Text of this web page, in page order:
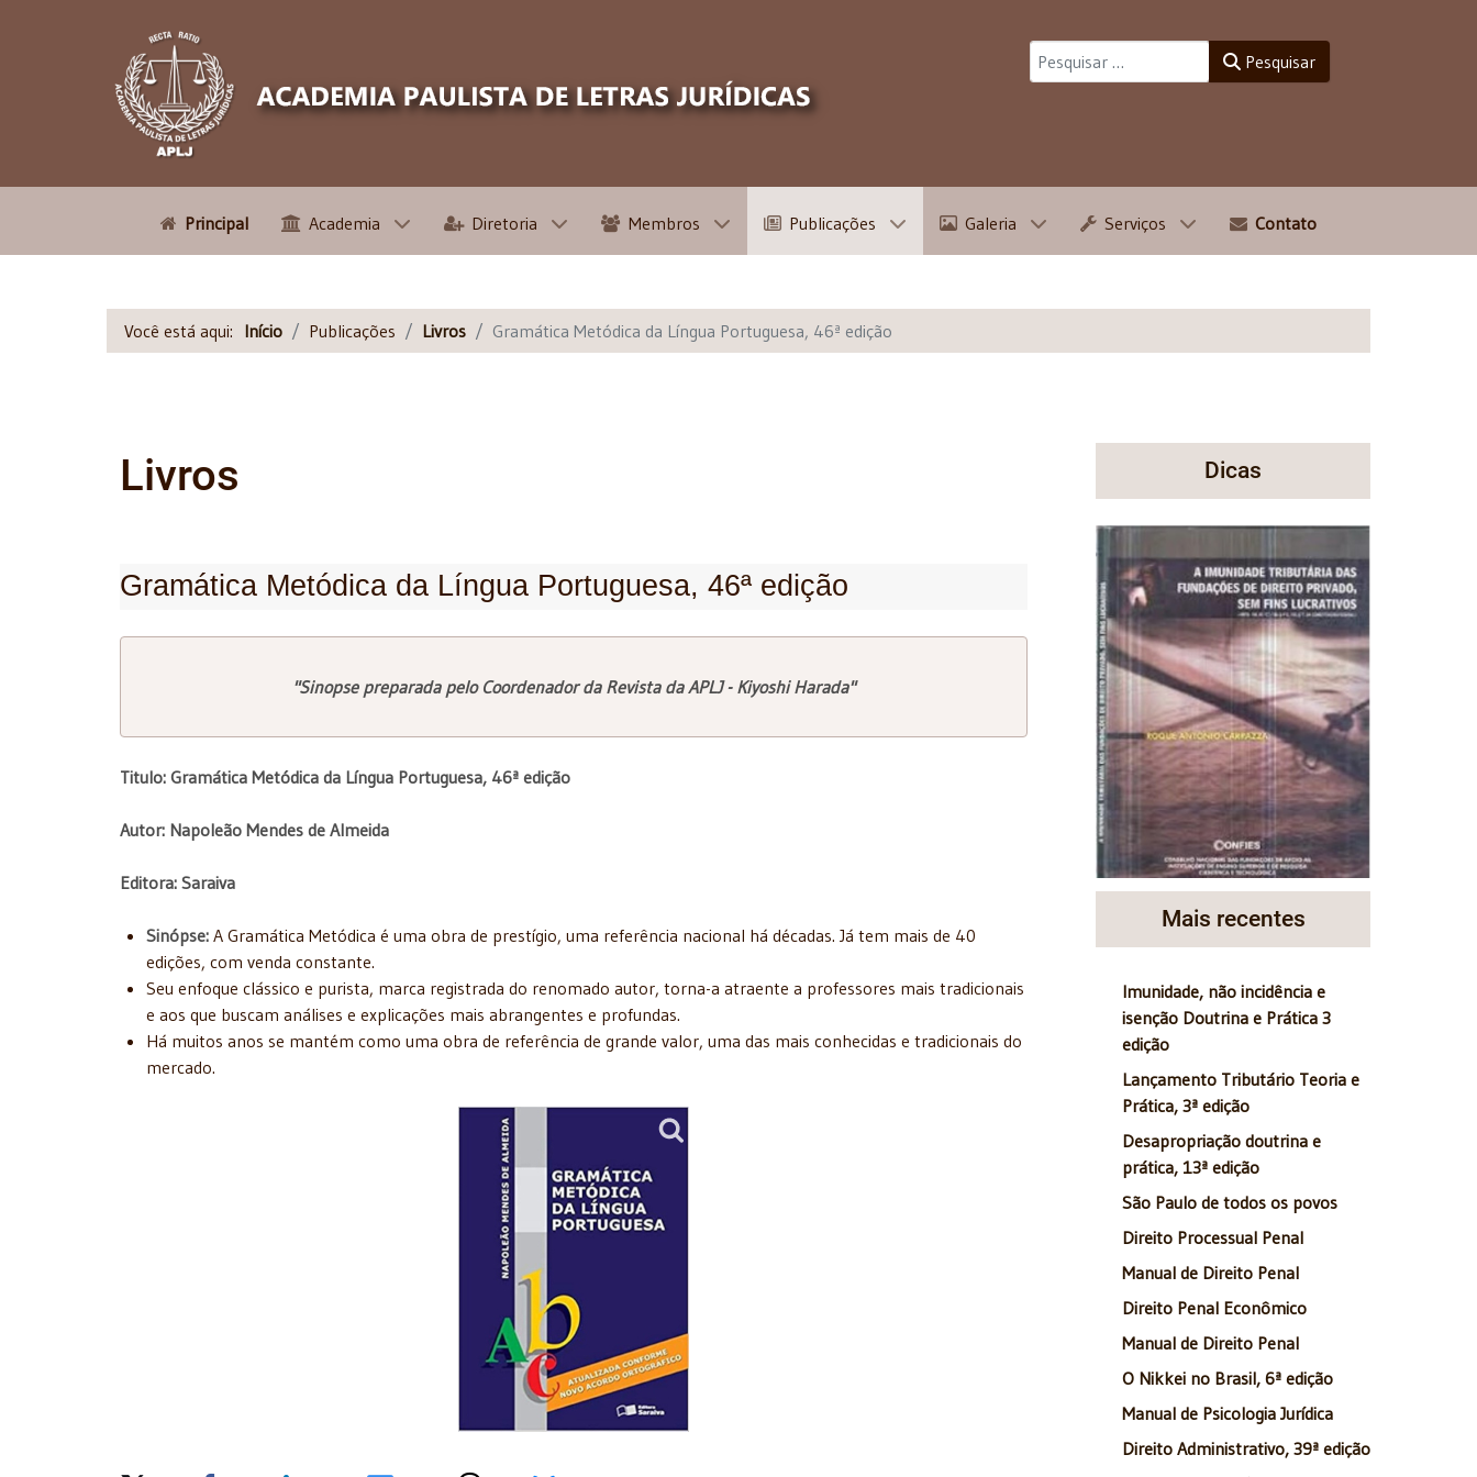
Pesquisar
Principal Academia Diretoria Membros Publicações Galeria Serviços Contato
Você está aqui: Início Publicações Livros Gramática Metódica da Língua Portuguesa, 46ª edição
Livros
Gramática Metódica da Língua Portuguesa, 46ª edição
"Sinopse preparada pelo Coordenador da Revista da APLJ - Kiyoshi Harada"
Titulo: Gramática Metódica da Língua Portuguesa, 46ª edição
Autor: Napoleão Mendes de Almeida
Editora: Saraiva
Sinópse: A Gramática Metódica é uma obra de prestígio, uma referência nacional há décadas. Já tem mais de 40
edições, com venda constante.
Seu enfoque clássico e purista, marca registrada do renomado autor, torna-a atraente a professores mais tradicionais
e aos que buscam análises e explicações mais abrangentes e profundas.
Há muitos anos se mantém como uma obra de referência de grande valor, uma das mais conhecidas e tradicionais do
mercado.
Dicas
Mais recentes
Imunidade, não incidência e
isenção Doutrina e Prática 3
edição
Lançamento Tributário Teoria e
Prática, 3ª edição
Desapropriação doutrina e
prática, 13ª edição
São Paulo de todos os povos
Direito Processual Penal
Manual de Direito Penal
Direito Penal Econômico
Manual de Direito Penal
O Nikkei no Brasil, 6ª edição
Manual de Psicologia Jurídica
Direito Administrativo, 39ª edição